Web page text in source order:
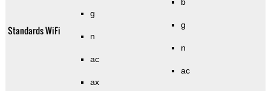
Standards WiFi
g
n
ac
ax
g
n
ac